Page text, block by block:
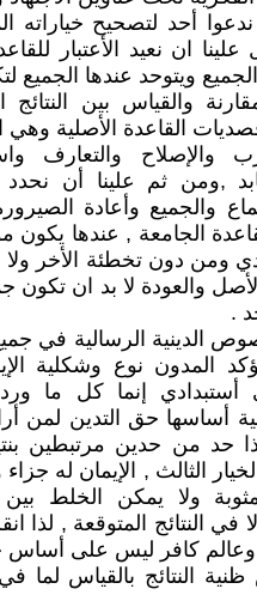
ندعوا أحد لتصحيح خياراته
علينا ان نعيد الأعتبار
ويتوحد عندها الجميع
والقياس بين النتائج
القاعدة الأصلية وهي
والإصلاح والتعارف
,ومن ثم علينا أن نحدد
والجميع وأعادة
الجامعة , عندها
ومن دون تخطئة الأخر ولا
والعودة لا بد ان
.
الدينية الرسالية في
المدون نوع وشكلية
أستبدادي إنما كل ما
أساسها حق التدين لمن
حد من حدين مرتبطين
الثالث , الإيمان له
ولا يمكن الخلط بين
في النتائج المتوقعة , لذا
كافر ليس على أساس
النتائج بالقياس لما